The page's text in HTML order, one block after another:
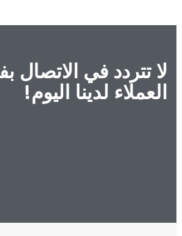
لا تتردد في الاتصال
العملاء لدينا اليوم!